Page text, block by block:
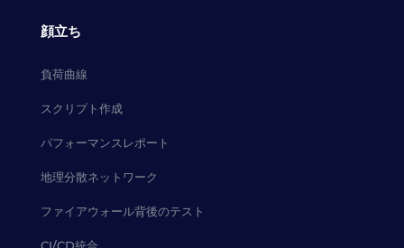
顔立ち
負荷曲線
スクリプト作成
パフォーマンスレポート
地理分散ネットワーク
ファイアウォール背後のテスト